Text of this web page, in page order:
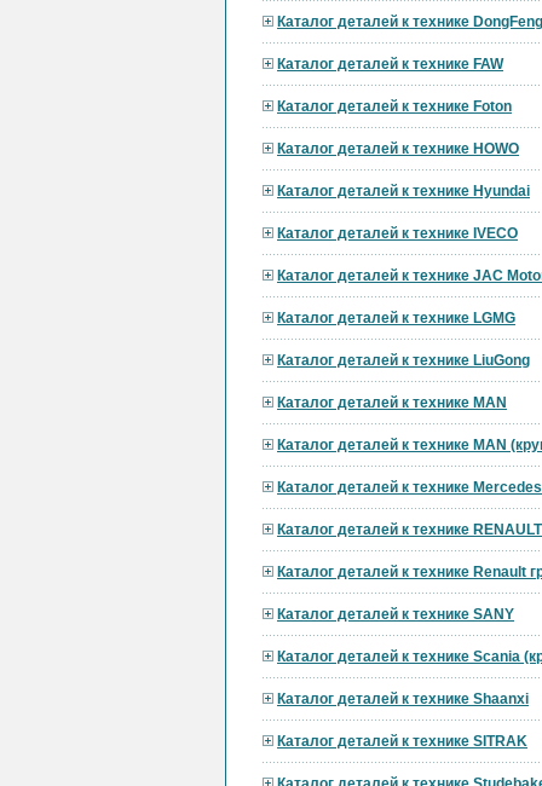
Каталог деталей к технике DongFeng
Каталог деталей к технике FAW
Каталог деталей к технике Foton
Каталог деталей к технике HOWO
Каталог деталей к технике Hyundai
Каталог деталей к технике IVECO
Каталог деталей к технике JAC
Каталог деталей к технике LGMG
Каталог деталей к технике LiuGong
Каталог деталей к технике MAN
Каталог деталей к технике MAN
Каталог деталей к технике
Каталог деталей к технике RENAULT
Каталог деталей к технике Renault
Каталог деталей к технике SANY
Каталог деталей к технике Scania
Каталог деталей к технике Shaanxi
Каталог деталей к технике SITRAK